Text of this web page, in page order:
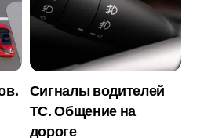
Сигналы водителей
ТС. Общение на
дороге